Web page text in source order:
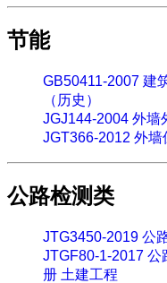
节能
GB50411-2007 建
（历史）
JGJ144-2004 外墙
JGT366-2012 外墙
公路检测类
JTG3450-2019 公
JTGF80-1-2017 公
册 土建工程